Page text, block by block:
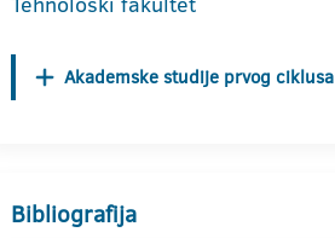
Akademske studije prvog ciklusa
Bibliografija